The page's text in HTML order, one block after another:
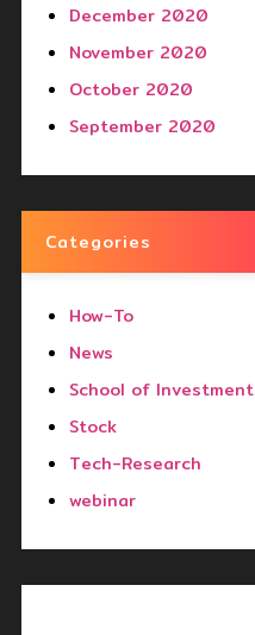
December 2020
November 2020
October 2020
September 2020
Categories
How-To
News
School of Investment
Stock
Tech-Research
webinar